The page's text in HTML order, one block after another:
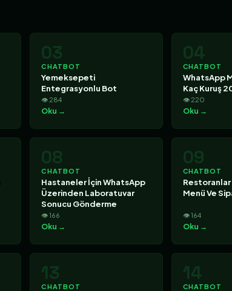
03
CHATBOT
Yemeksepeti
Entegrasyonlu Bot
👁 284
Oku →
04
CHATBOT
WhatsApp
Kaç Kuruş
👁 220
Oku →
08
CHATBOT
Hastaneler İçin WhatsApp
Üzerinden Laboratuvar
Sonucu Gönderme
👁 166
Oku →
09
CHATBOT
Menü Ve
👁 164
Oku →
13
CHATBOT
14
CHATBOT